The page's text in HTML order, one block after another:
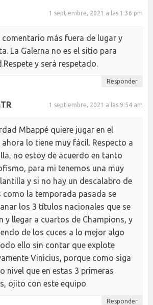
1 septiembre, 2021 a las 1:36 pm
comentario más fuera de lugar y
La Galerna no es el sitio para
y será respetado.
Responder
1 septiembre, 2021 a las 9:54 am
Mbappé quiere jugar en el
lo tiene muy fácil. Respecto a
no estoy de acuerdo en tanto
para mi tenemos una muy
y si no hay un descalabro de
como la temporada pasada se
los 3 títulos nacionales que se
y llegar a cuartos de Champions, y
de los cuces a lo mejor algo
ello sin contar que explote
Vinicius, porque como siga
nivel que en estas 3 primeras
ojito con este equipo
Responder